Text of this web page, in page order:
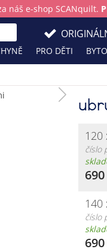
náš e-shop SCANquilt.
PRO DĚTI
120
číslo
140
číslo